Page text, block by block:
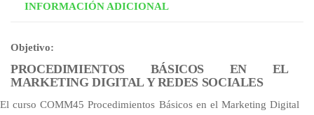
INFORMACIÓN ADICIONAL
Objetivo:
PROCEDIMIENTOS BÁSICOS EN EL
MARKETING DIGITAL Y REDES SOCIALES
El curso COMM45 Procedimientos Básicos en el Marketing Digital